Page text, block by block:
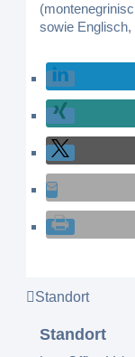
sowie
Standort
Standort